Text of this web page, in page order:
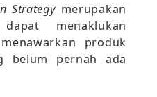
Strategy merupakan
menaklukan
produk
belum pernah ada